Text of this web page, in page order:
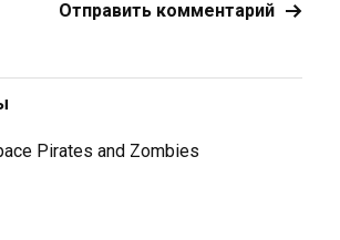
Pirates and Zombies